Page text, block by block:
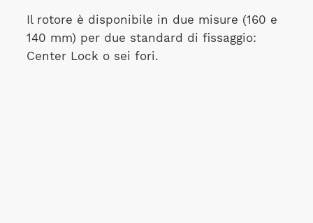
Il rotore è disponibile in due misure (160 e
140 mm) per due standard di fissaggio:
Center Lock o sei fori.